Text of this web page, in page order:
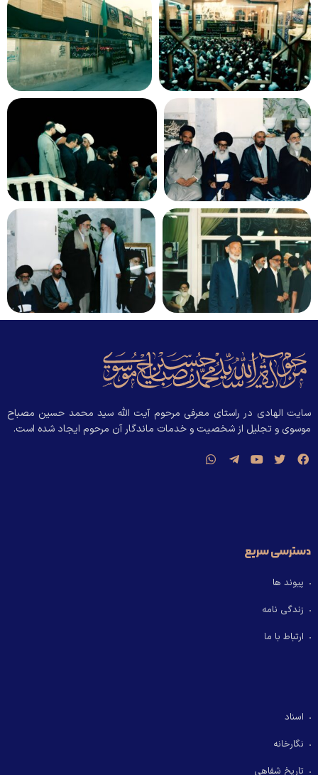
سایت الهادی در راستای معرفی مرحوم آیت الله سید محمد حسین مصباح
موسوی و تجلیل از شخصیت و خدمات ماندگار آن مرحوم ایجاد شده است.
دسترسی سریع
پیوند ها
زندگی نامه
ارتباط با ما
اسناد
نگارخانه
تاریخ شفاهی